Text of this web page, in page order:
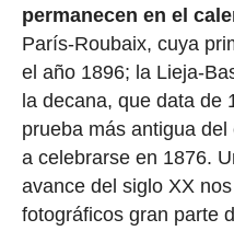
permanecen en el
París-Roubaix, cuya
el año 1896; la Lieja-
la decana, que data de
prueba más antigua
a celebrarse en 1876.
avance del siglo XX
fotográficos gran parte